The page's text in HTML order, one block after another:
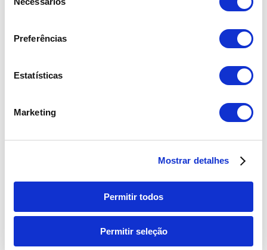
Preferências
Estatísticas
Marketing
Mostrar detalhes
Permitir todos
Permitir seleção
Funeral
Plantas
Cactos e Suculentas